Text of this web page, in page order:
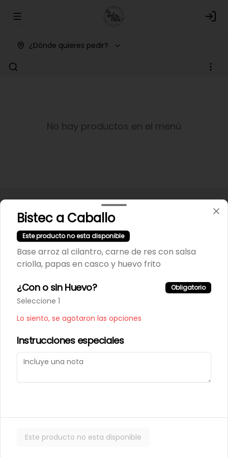
Abrir menu de navegación Login
¿Dónde quieres pedir?
No hay productos en el menú
Términos y condiciones
Mi cuenta
Iniciar sesión
Bistec a Caballo
Este producto no esta disponible
Base arroz al cilantro, carne de res con salsa
criolla, papas en casco y huevo frito
¿Con o sin Huevo? Obligatorio
Seleccione 1
Lo siento, se agotaron las opciones
Instrucciones especiales
Este producto no esta disponible